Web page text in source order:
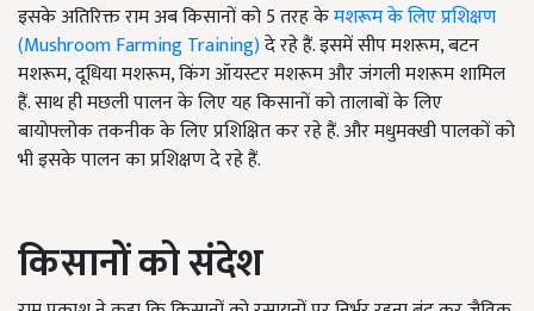
इसके अतिरिक्त राम अब किसानों को 5 तरह केमशरूम के लिए प्रशिक्षण
(Mushroom Farming Training)दे रहे हैं. इसमें सीप मशरूम, बटन
मशरूम, दूधिया मशरूम, किंग ऑयस्टर मशरूम और जंगली मशरूम शामिल
हैं. साथ ही मछली पालन के लिए यह किसानों को तालाबों के लिए
बायोफ्लोक तकनीक के लिए प्रशिक्षित कर रहे हैं. और मधुमक्खी पालकों को
भी इसके पालन का प्रशिक्षण दे रहे हैं.
किसानों को संदेश